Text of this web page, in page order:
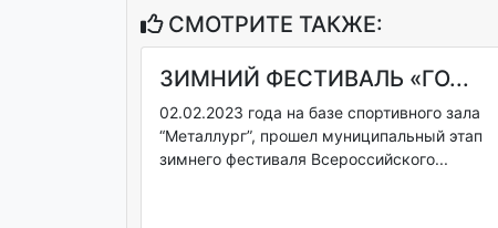
СМОТРИТЕ ТАКЖЕ:
ЗИМНИЙ ФЕСТИВАЛЬ «ГО...
02.02.2023 года на базе спортивного зала
“Металлург”, прошел муниципальный этап
зимнего фестиваля Всероссийского...